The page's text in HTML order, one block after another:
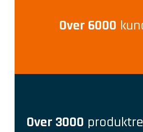
Over 6000
Over 3000